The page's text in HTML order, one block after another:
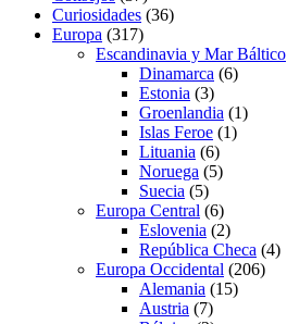
Curiosidades (36)
Europa (317)
Escandinavia y Mar Báltico
Dinamarca (6)
Estonia (3)
Groenlandia (1)
Islas Feroe (1)
Lituania (6)
Noruega (5)
Suecia (5)
Europa Central (6)
Eslovenia (2)
República Checa (4)
Europa Occidental (206)
Alemania (15)
Austria (7)